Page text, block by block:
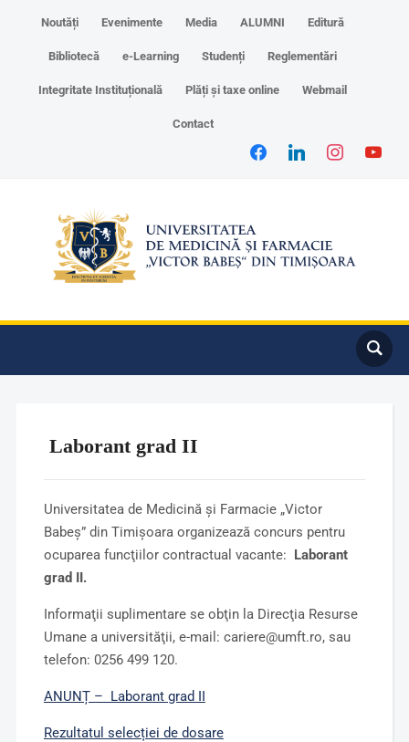
Noutăți Evenimente Media ALUMNI Editură
Bibliotecă e-Learning Studenți Reglementări
Integritate Instituțională Plăți și taxe online Webmail
Contact
Laborant grad II
Universitatea de Medicină şi Farmacie „Victor
Babeş” din Timişoara organizează concurs pentru
ocuparea funcţiilor contractual vacante: Laborant
grad II.
Informaţii suplimentare se obţin la Direcţia Resurse
Umane a universităţii, e-mail: cariere@umft.ro, sau
telefon: 0256 499 120.
ANUNȚ – Laborant grad II
Rezultatul selecției de dosare